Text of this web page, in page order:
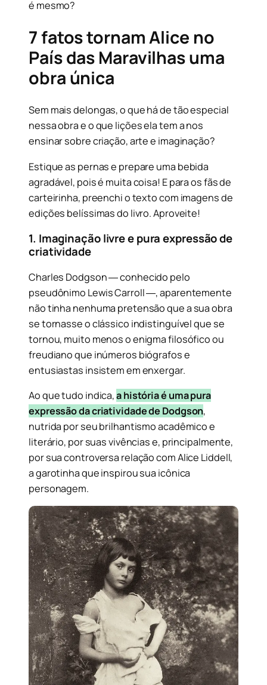
é mesmo?
7 fatos tornam Alice no
País das Maravilhas uma
obra única
Sem mais delongas, o que há de tão especial
nessa obra e o que lições ela tem a nos
ensinar sobre criação, arte e imaginação?
Estique as pernas e prepare uma bebida
agradável, pois é muita coisa! E para os fãs de
carteirinha, preenchi o texto com imagens de
edições belíssimas do livro. Aproveite!
1. Imaginação livre e pura expressão de
criatividade
Charles Dodgson ― conhecido pelo
pseudônimo Lewis Carroll ―, aparentemente
não tinha nenhuma pretensão que a sua obra
se tornasse o clássico indistinguível que se
tornou, muito menos o enigma filosófico ou
freudiano que inúmeros biógrafos e
entusiastas insistem em enxergar.
Ao que tudo indica,a história é uma pura
expressão da criatividade de Dodgson,
nutrida por seu brilhantismo acadêmico e
literário, por suas vivências e, principalmente,
por sua controversa relação com Alice Liddell,
a garotinha que inspirou sua icônica
personagem.